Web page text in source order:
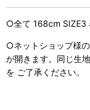
○全て 168cm SIZE3
○ネットショップ様
が開きます。同じ生
を ご了承ください。